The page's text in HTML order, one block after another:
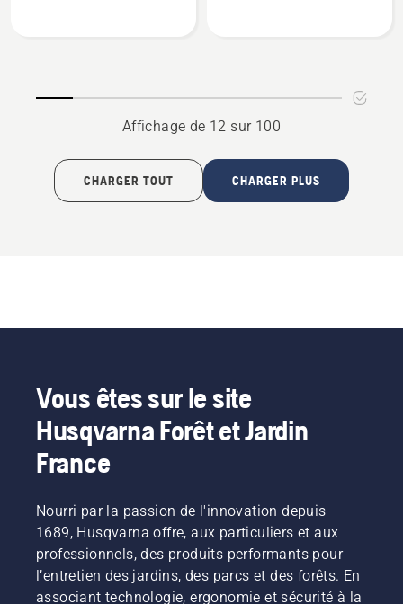
Affichage de 12 sur 100
CHARGER TOUT CHARGER PLUS
Vous êtes sur le site
Husqvarna Forêt et Jardin
France
Nourri par la passion de l'innovation depuis
1689, Husqvarna offre, aux particuliers et aux
professionnels, des produits performants pour
l’entretien des jardins, des parcs et des forêts. En
associant technologie, ergonomie et sécurité à la